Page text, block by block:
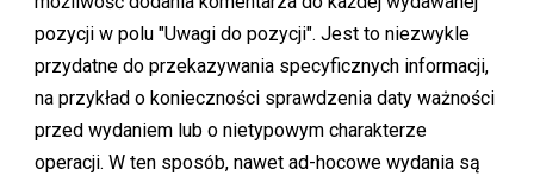
pozycji w polu "Uwagi do pozycji". Jest to niezwykle
przydatne do przekazywania specyficznych informacji,
na przykład o konieczności sprawdzenia daty ważności
przed wydaniem lub o nietypowym charakterze
operacji. W ten sposób, nawet ad-hocowe wydania są